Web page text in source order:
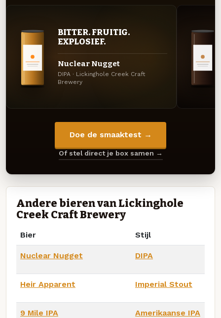
BITTER. FRUITIG.
EXPLOSIEF.
Nuclear Nugget
DIPA · Lickinghole Creek Craft
Brewery
Doe de smaaktest →
Of stel direct je box samen →
Andere bieren van Lickinghole
Creek Craft Brewery
Bier Stijl
Nuclear Nugget DIPA
Heir Apparent Imperial Stout
9 Mile IPA Amerikaanse IPA